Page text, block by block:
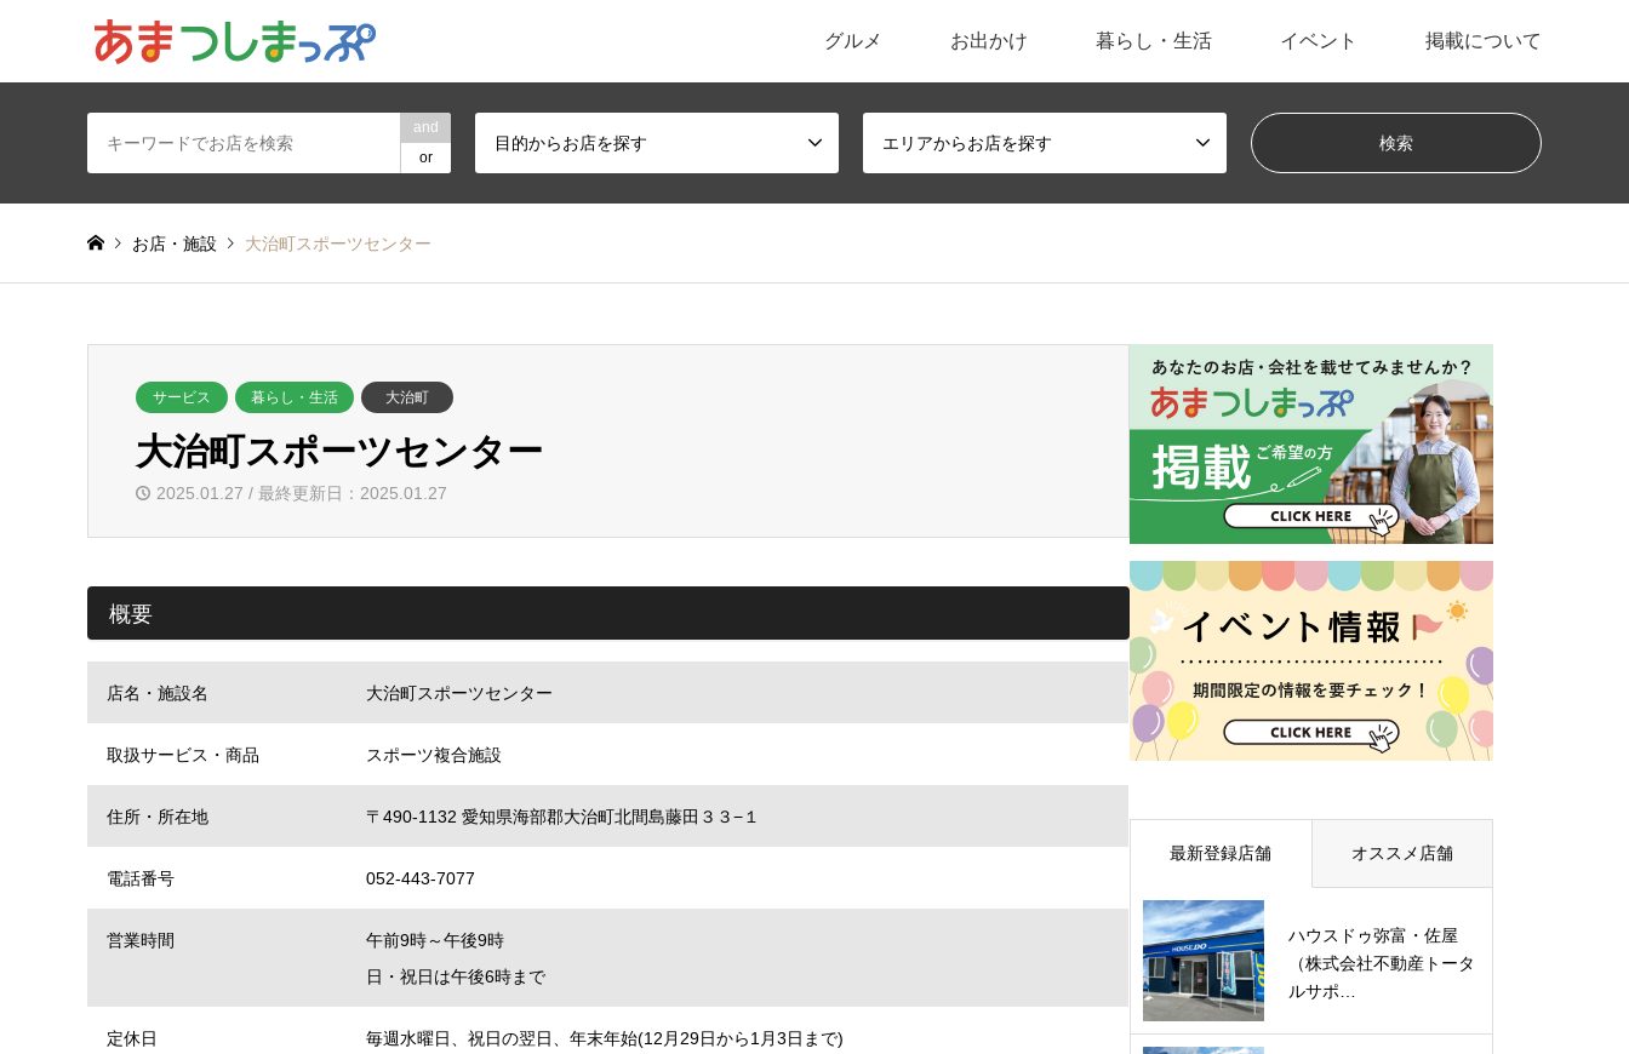
グルメ お出かけ 暮らし・生活 イベント 掲載について
and
or
目的からお店を探す エリアからお店を探す
お店・施設 大治町スポーツセンター
サービス 暮らし・生活 大治町
大治町スポーツセンター
2025.01.27 / 最終更新日：2025.01.27
概要
店名・施設名 大治町スポーツセンター
取扱サービス・商品 スポーツ複合施設
住所・所在地 〒490-1132 愛知県海部郡大治町北間島藤田３３−１
電話番号 052-443-7077
営業時間
午前9時～午後9時
日・祝日は午後6時まで
定休日 毎週水曜日、祝日の翌日、年末年始(12月29日から1月3日まで)
最新登録店舗 オススメ店舗
ハウスドゥ弥富・佐屋
（株式会社不動産トータ
ルサポ…